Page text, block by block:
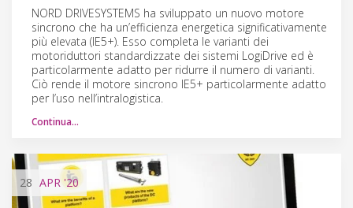
NORD DRIVESYSTEMS ha sviluppato un nuovo motore
sincrono che ha un’efficienza energetica significativamente
più elevata (IE5+). Esso completa le varianti dei
motoriduttori standardizzate dei sistemi LogiDrive ed è
particolarmente adatto per ridurre il numero di varianti.
Ciò rende il motore sincrono IE5+ particolarmente adatto
per l’uso nell’intralogistica.
Continua…
28 APR'20